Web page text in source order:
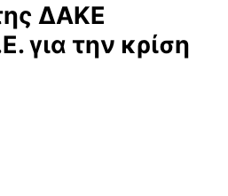
ΔΑΚΕ
για την κρίση